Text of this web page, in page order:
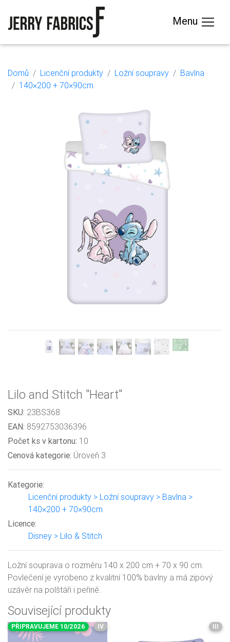
Menu
Domů Licenční produkty Ložní soupravy
Bavlna
140×200 + 70×90cm
Lilo and Stitch "Heart"
SKU: 23BS368
EAN: 8592753036396
Počet ks v kartonu: 10
Cenová kategorie: Úroveň 3
Kategorie:
Licenční produkty > Ložní soupravy > Bavlna >
140×200 + 70×90cm
Licence:
Disney > Lilo & Stitch
Ložní souprava o rozměru 140 x 200 cm + 70 x 90 cm.
Povlečení je vyrobeno z kvalitní 100% bavlny a má zipový
uzávěr na polštáři i peřině.
Související produkty
PŘIPRAVUJEME 10/2026 IV III